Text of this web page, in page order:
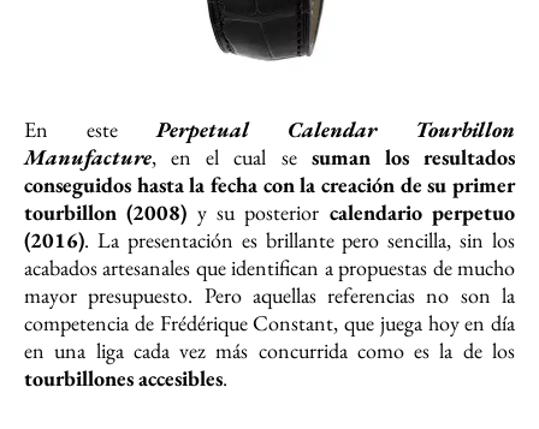
En estePerpetual Calendar Tourbillon
Manufacture, en el cual se suman los resultados
conseguidos hasta la fecha con la creación de su primer
tourbillon (2008) y su posterior calendario perpetuo
(2016). La presentación es brillante pero sencilla, sin los
acabados artesanales que identifican a propuestas de mucho
mayor presupuesto. Pero aquellas referencias no son la
competencia de Frédérique Constant, que juega hoy en día
en una liga cada vez más concurrida como es la de los
tourbillones accesibles.